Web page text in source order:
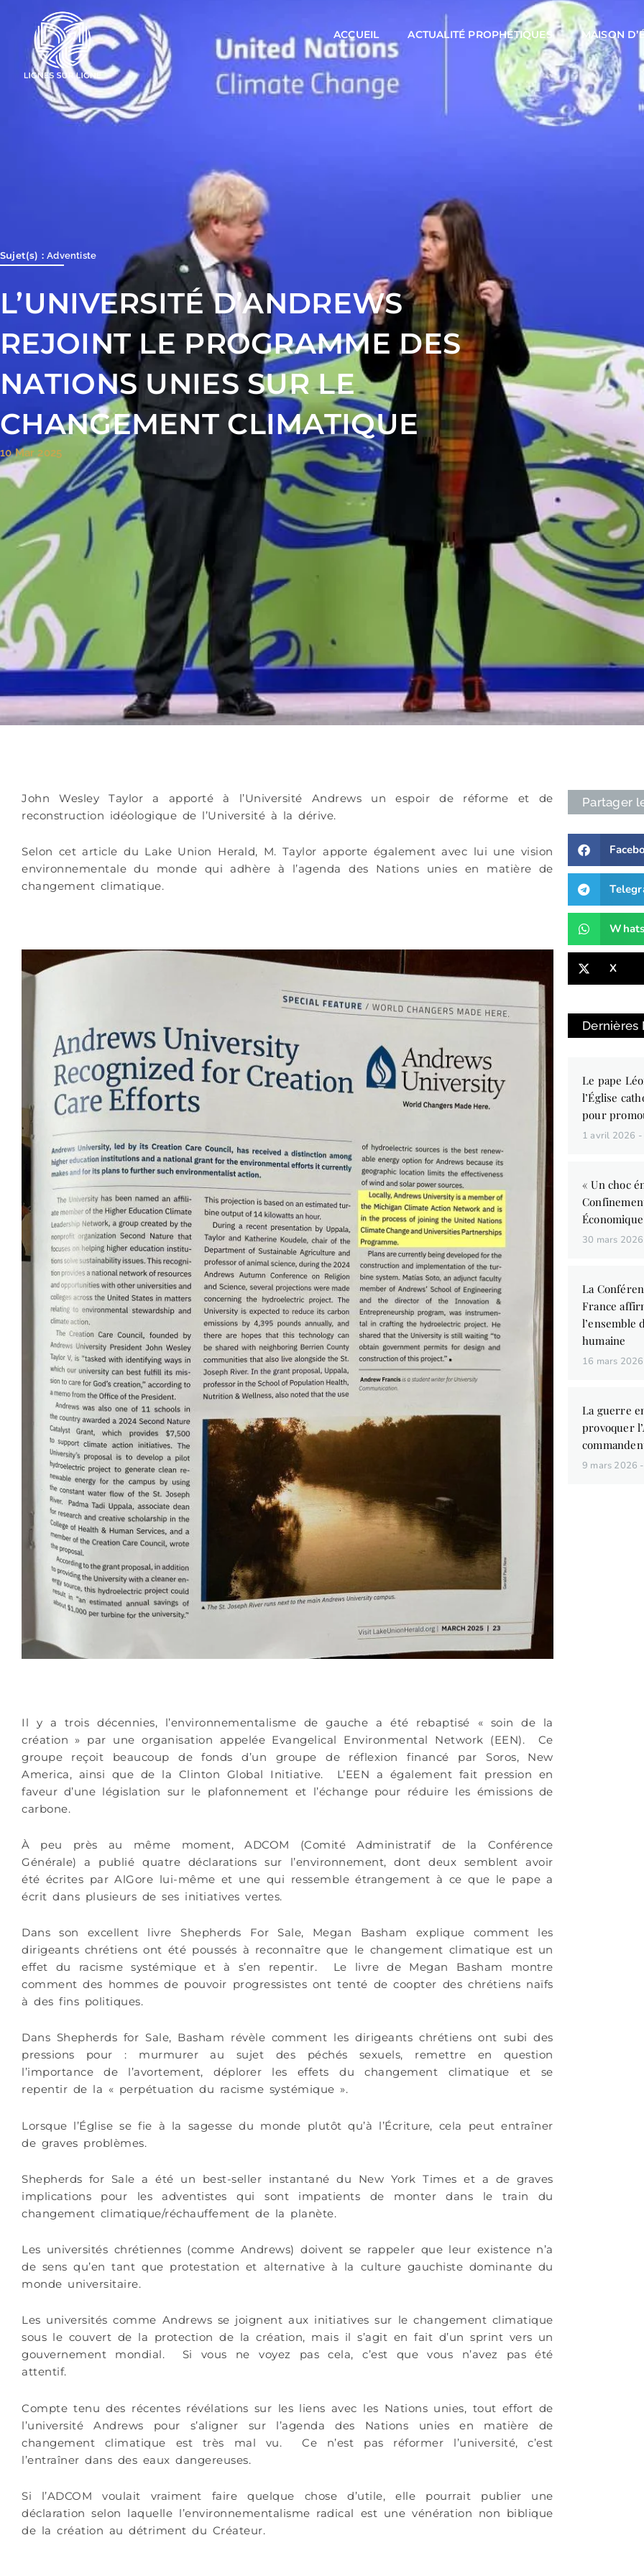
contenu
ACCUEIL ACTUALITÉ PROPHÉTIQUES MAISON
Sujet(s) : Adventiste
L’UNIVERSITÉ D’ANDREWS
REJOINT LE PROGRAMME DES
NATIONS UNIES SUR LE
CHANGEMENT CLIMATIQUE
10 Mar 2025
John Wesley Taylor a apporté à l’Université Andrews un espoir de réforme et de
reconstruction idéologique de l’Université à la dérive.
Selon cet article du Lake Union Herald, M. Taylor apporte également avec lui une vision
environnementale du monde qui adhère à l’agenda des Nations unies en matière de
changement climatique.
Il y a trois décennies, l’environnementalisme de gauche a été rebaptisé « soin de la
création » par une organisation appelée Evangelical Environmental Network (EEN). Ce
groupe reçoit beaucoup de fonds d’un groupe de réflexion financé par Soros, New
America, ainsi que de la Clinton Global Initiative. L’EEN a également fait pression en
faveur d’une législation sur le plafonnement et l’échange pour réduire les émissions de
carbone.
À peu près au même moment, ADCOM (Comité Administratif de la Conférence
Générale) a publié quatre déclarations sur l’environnement, dont deux semblent avoir
été écrites par AlGore lui-même et une qui ressemble étrangement à ce que le pape a
écrit dans plusieurs de ses initiatives vertes.
Dans son excellent livre Shepherds For Sale, Megan Basham explique comment les
dirigeants chrétiens ont été poussés à reconnaître que le changement climatique est un
effet du racisme systémique et à s’en repentir. Le livre de Megan Basham montre
comment des hommes de pouvoir progressistes ont tenté de coopter des chrétiens naïfs
à des fins politiques.
Dans Shepherds for Sale, Basham révèle comment les dirigeants chrétiens ont subi des
pressions pour : murmurer au sujet des péchés sexuels, remettre en question
l’importance de l’avortement, déplorer les effets du changement climatique et se
repentir de la « perpétuation du racisme systémique ».
Lorsque l’Église se fie à la sagesse du monde plutôt qu’à l’Écriture, cela peut entraîner
de graves problèmes.
Shepherds for Sale a été un best-seller instantané du New York Times et a de graves
implications pour les adventistes qui sont impatients de monter dans le train du
changement climatique/réchauffement de la planète.
Les universités chrétiennes (comme Andrews) doivent se rappeler que leur existence n’a
de sens qu’en tant que protestation et alternative à la culture gauchiste dominante du
monde universitaire.
Les universités comme Andrews se joignent aux initiatives sur le changement climatique
sous le couvert de la protection de la création, mais il s’agit en fait d’un sprint vers un
gouvernement mondial. Si vous ne voyez pas cela, c’est que vous n’avez pas été
attentif.
Compte tenu des récentes révélations sur les liens avec les Nations unies, tout effort de
l’université Andrews pour s’aligner sur l’agenda des Nations unies en matière de
changement climatique est très mal vu. Ce n’est pas réformer l’université, c’est
l’entraîner dans des eaux dangereuses.
Si l’ADCOM voulait vraiment faire quelque chose d’utile, elle pourrait publier une
déclaration selon laquelle l’environnementalisme radical est une vénération non biblique
de la création au détriment du Créateur.
Partager
X
Dernières
Le pape
l’Église
pour
1 avril 2026
« Un choc
Économique
30 mars 2026
La
France
l’ensemble
humaine
16 mars 2026
La guerre
provoquer
9 mars 2026